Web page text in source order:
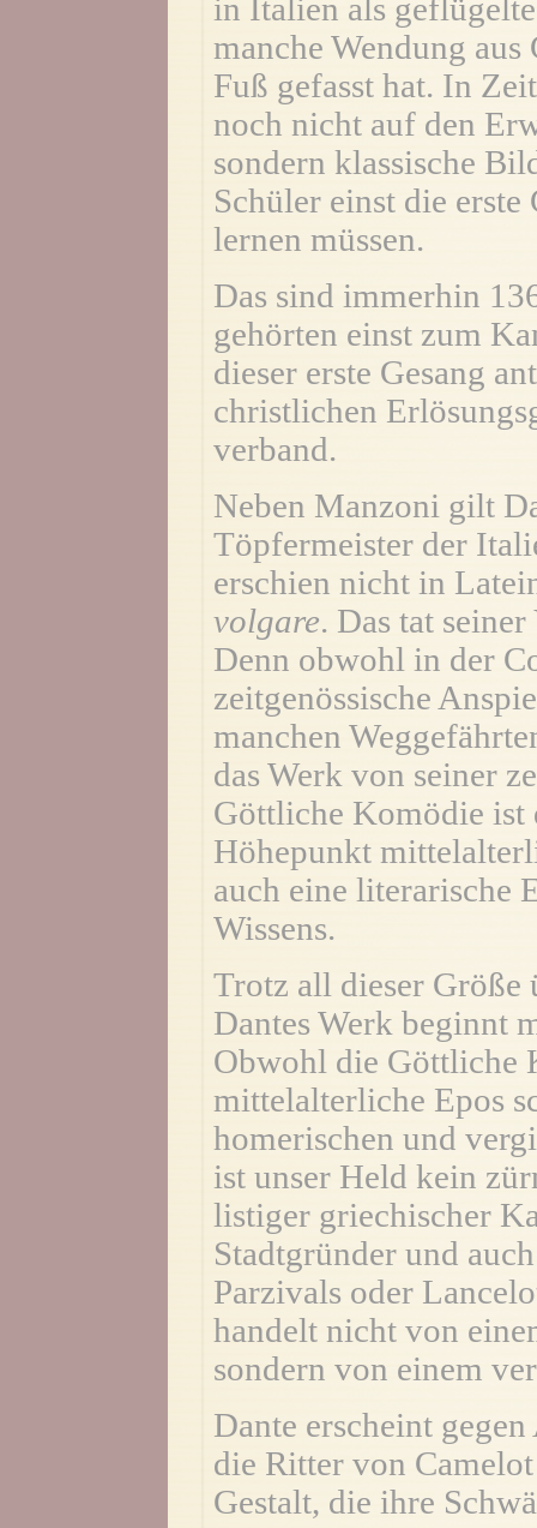
in Italien als
manche Wendung aus
Fuß gefasst hat. In
noch nicht auf den
sondern klassische
Schüler einst die
lernen müssen.
Das sind immerhin
gehörten einst zum
dieser erste Gesang
christlichen
verband.
Neben Manzoni gilt
Töpfermeister der
erschien nicht in
volgare. Das tat
Denn obwohl in der
zeitgenössische
manchen
das Werk von seiner
Göttliche Komödie ist
Höhepunkt
auch eine literarische
Wissens.
Trotz all dieser Größe
Dantes Werk beginnt
Obwohl die Göttliche
mittelalterliche Epos
homerischen und
ist unser Held kein
listiger griechischer
Stadtgründer und
Parzivals oder
handelt nicht von
sondern von einem
Dante erscheint
die Ritter von
Gestalt, die ihre